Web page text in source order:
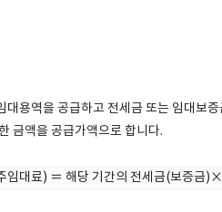
대용역을 공급하고 전세금 또는 임대보
금액을 공급가액으로 합니다.
임대료) ＝ 해당 기간의 전세금(보증금